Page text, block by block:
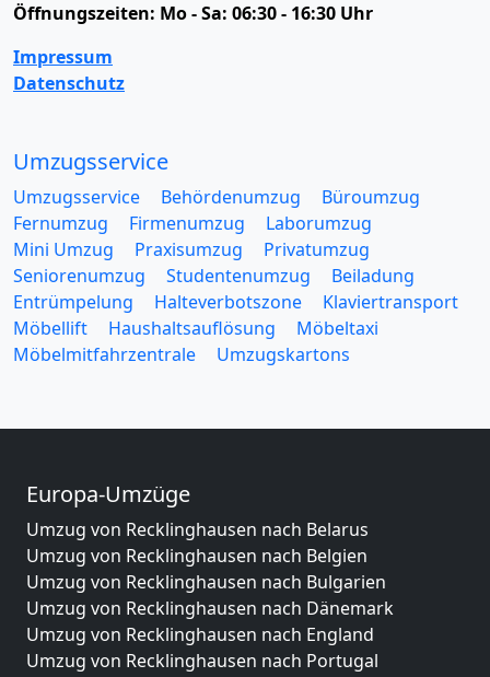
Öffnungszeiten: Mo - Sa: 06:30 - 16:30 Uhr
Impressum
Datenschutz
Umzugsservice
Umzugsservice Behördenumzug
Büroumzug
Fernumzug
Firmenumzug
Laborumzug
Mini Umzug
Praxisumzug
Privatumzug
Seniorenumzug
Studentenumzug
Beiladung
Entrümpelung
Halteverbotszone
Klaviertransport
Möbellift
Haushaltsauflösung
Möbeltaxi
Möbelmitfahrzentrale
Umzugskartons
Europa-Umzüge
Umzug von Recklinghausen nach Belarus
Umzug von Recklinghausen nach Belgien
Umzug von Recklinghausen nach Bulgarien
Umzug von Recklinghausen nach Dänemark
Umzug von Recklinghausen nach England
Umzug von Recklinghausen nach Portugal